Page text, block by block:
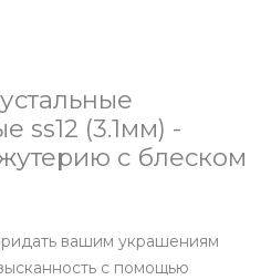
ss12 (3.1мм) -
с блеском
вашим украшениям
с помощью